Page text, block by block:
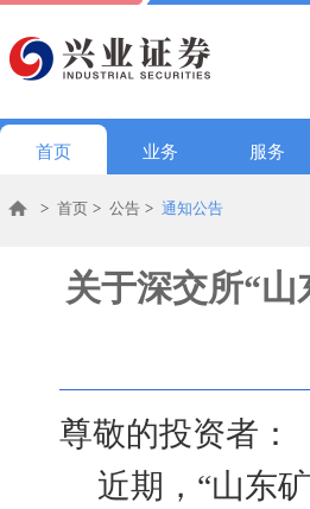
首页 业务 服务
> 首页 > 公告 > 通知公告
关于深交所“山
尊敬的投资者：
近期，“山东